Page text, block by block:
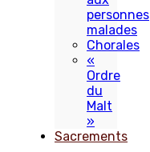
personnes
malades
Chorales
«
Ordre
du
Malt
»
Sacrements